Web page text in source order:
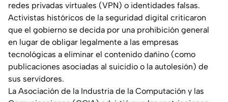
redes privadas virtuales (VPN) o identidades falsas.
Activistas históricos de la seguridad digital criticaron
que el gobierno se decida por una prohibición general
en lugar de obligar legalmente a las empresas
tecnológicas a eliminar el contenido dañino (como
publicaciones asociadas al suicidio o la autolesión) de
sus servidores.
La Asociación de la Industria de la Computación y las